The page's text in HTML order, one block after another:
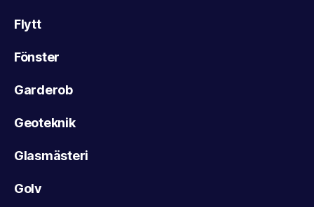
Flytt
Fönster
Garderob
Geoteknik
Glasmästeri
Golv